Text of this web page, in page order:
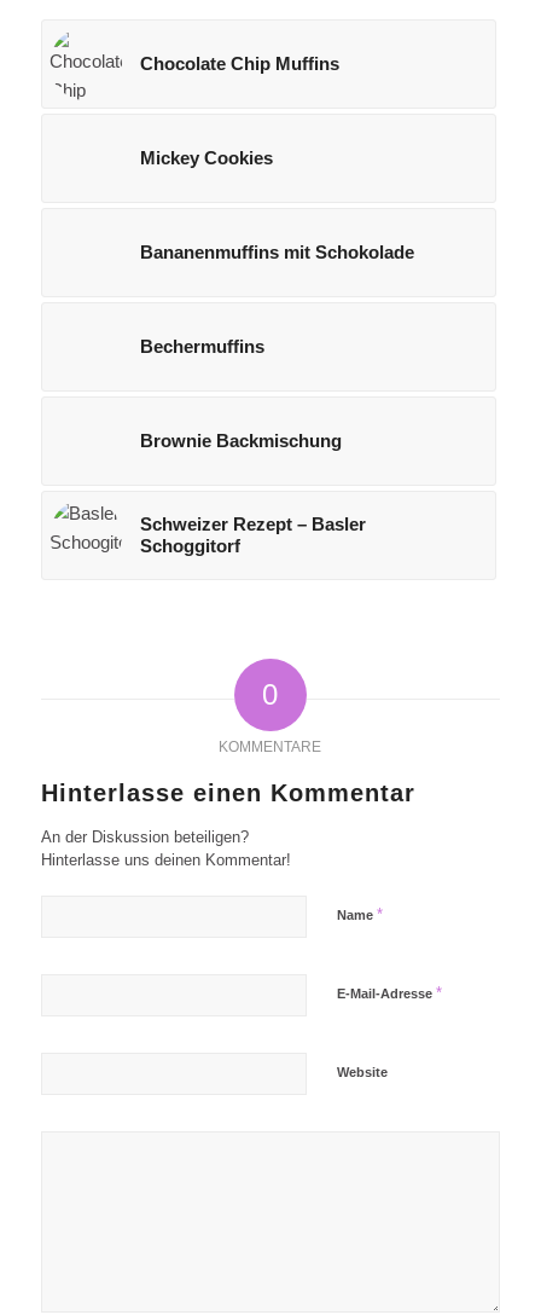
Chocolate Chip Muffins
Mickey Cookies
Bananenmuffins mit Schokolade
Bechermuffins
Brownie Backmischung
Schweizer Rezept – Basler
Schoggitorf
0
KOMMENTARE
Hinterlasse einen Kommentar
An der Diskussion beteiligen?
Hinterlasse uns deinen Kommentar!
Name *
E-Mail-Adresse *
Website